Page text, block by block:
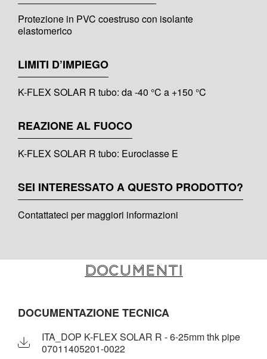
Protezione in PVC coestruso con isolante
elastomerico
LIMITI D’IMPIEGO
K-FLEX SOLAR R tubo: da -40 °C a +150 °C
REAZIONE AL FUOCO
K-FLEX SOLAR R tubo: Euroclasse E
SEI INTERESSATO A QUESTO PRODOTTO?
Contattateci per maggiori informazioni
Documenti
DOCUMENTAZIONE TECNICA
ITA_DOP K-FLEX SOLAR R - 6-25mm thk pipe
07011405201-0022